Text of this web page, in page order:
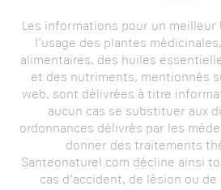
Les informations pour un
l'usage des plantes
alimentaires, des huiles
et des nutriments, mentionnés
web, sont délivrées à titre
aucun cas se substituer aux
ordonnances délivrés par les
donner des traitements
Santeonaturel.com décline ainsi
cas d'accident, de lésion ou de